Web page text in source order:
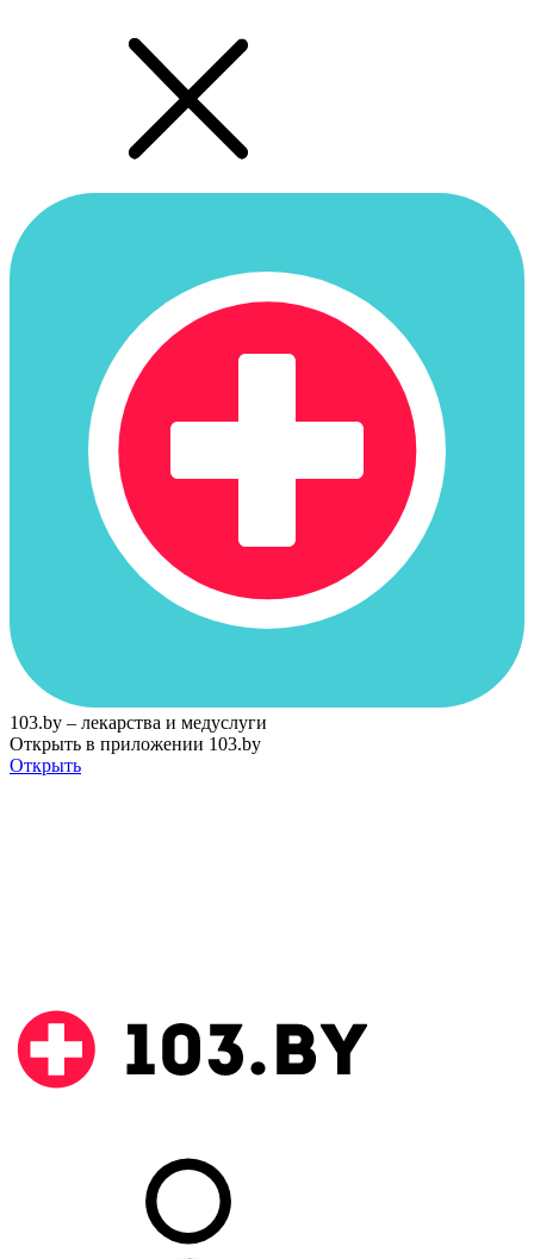
103.by – лекарства и медуслуги
Открыть в приложении 103.by
Открыть